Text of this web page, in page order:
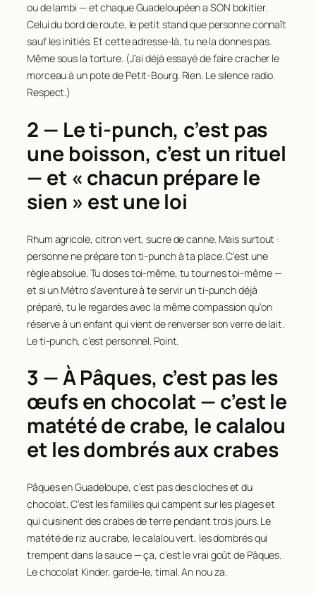
ou de lambi — et chaque Guadeloupéen a SON bokitier.
Celui du bord de route, le petit stand que personne connaît
sauf les initiés. Et cette adresse-là, tu ne la donnes pas.
Même sous la torture. (J’ai déjà essayé de faire cracher le
morceau à un pote de Petit-Bourg. Rien. Le silence radio.
Respect.)
2 — Le ti-punch, c’est pas
une boisson, c’est un rituel
— et « chacun prépare le
sien » est une loi
Rhum agricole, citron vert, sucre de canne. Mais surtout :
personne ne prépare ton ti-punch à ta place. C’est une
règle absolue. Tu doses toi-même, tu tournes toi-même —
et si un Métro s’aventure à te servir un ti-punch déjà
préparé, tu le regardes avec la même compassion qu’on
réserve à un enfant qui vient de renverser son verre de lait.
Le ti-punch, c’est personnel. Point.
3 — À Pâques, c’est pas les
œufs en chocolat — c’est le
matété de crabe, le calalou
et les dombrés aux crabes
Pâques en Guadeloupe, c’est pas des cloches et du
chocolat. C’est les familles qui campent sur les plages et
qui cuisinent des crabes de terre pendant trois jours. Le
matété de riz au crabe, le calalou vert, les dombrés qui
trempent dans la sauce — ça, c’est le vrai goût de Pâques.
Le chocolat Kinder, garde-le, timal. An nou za.